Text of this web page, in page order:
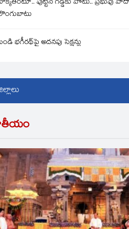
పుట్టిన గడ్డకు పోటు.. ప్రభువు
భగీరథ్‌పై అదనపు సెక్షన్లు